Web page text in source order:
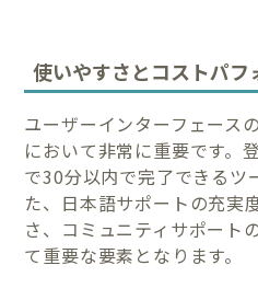
使いやすさとコストパ
ユーザーインターフェース
において非常に重要です。
で30分以内で完了できるツ
た、日本語サポートの充実
さ、コミュニティサポート
て重要な要素となります。